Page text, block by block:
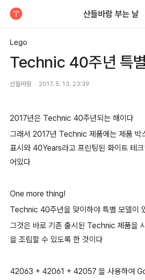
산들바람 부는 날
Lego
Technic 40주년 특
산들바람 2017. 5. 13. 23:39
2017년은 Technic 40주년되는 해이다
그래서 2017년 Technic 제품에는 제품 박
표시와 40Years라고 프린팅된 화이트 테
어있다
One more thing!
Technic 40주년을 맞이하야 특별 모델이
그것은 바로 기존 출시된 Technic 제품을
을 조립할 수 있도록 한 것이다
42063 + 42061 + 42057 을 사용하여